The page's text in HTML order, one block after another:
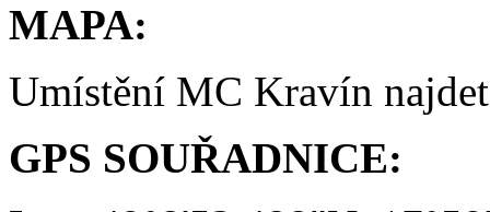
MAPA:
Umístění MC Kravín
GPS SOUŘADNICE: